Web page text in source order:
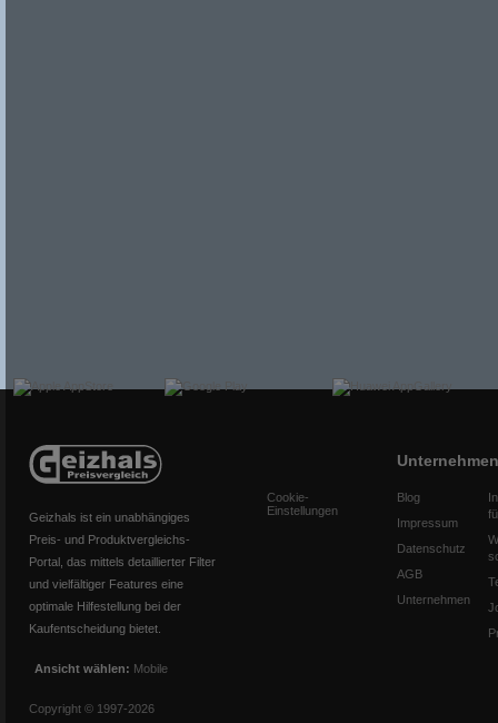
Geizhals ist ein unabhängiges
Preis- und Produktvergleichs-
Portal, das mittels detaillierter Filter
und vielfältiger Features eine
optimale Hilfestellung bei der
Kaufentscheidung bietet.
Ansicht wählen: Mobile
Copyright © 1997-2026
Cookie-
Einstellungen
Unternehmen
Blog
Impressum
Datenschutz
AGB
Unternehmen